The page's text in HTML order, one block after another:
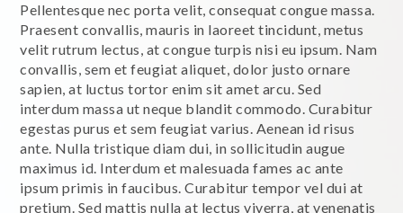
Pellentesque nec porta velit, consequat congue massa.
Praesent convallis, mauris in laoreet tincidunt, metus
velit rutrum lectus, at congue turpis nisi eu ipsum. Nam
convallis, sem et feugiat aliquet, dolor justo ornare
sapien, at luctus tortor enim sit amet arcu. Sed
interdum massa ut neque blandit commodo. Curabitur
egestas purus et sem feugiat varius. Aenean id risus
ante. Nulla tristique diam dui, in sollicitudin augue
maximus id. Interdum et malesuada fames ac ante
ipsum primis in faucibus. Curabitur tempor vel dui at
pretium. Sed mattis nulla at lectus viverra, at venenatis